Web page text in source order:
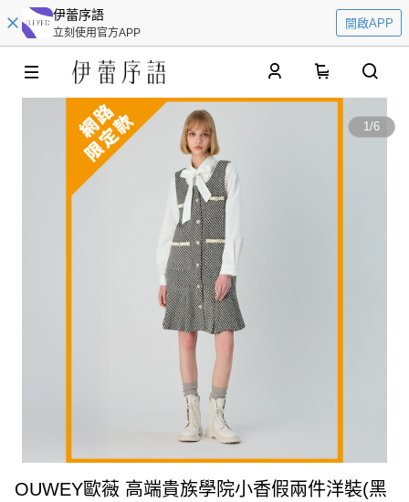
伊蕾序語
立刻使用官方APP
開啟APP
1/6
OUWEY歐薇 高端貴族學院小香假兩件洋裝(黑